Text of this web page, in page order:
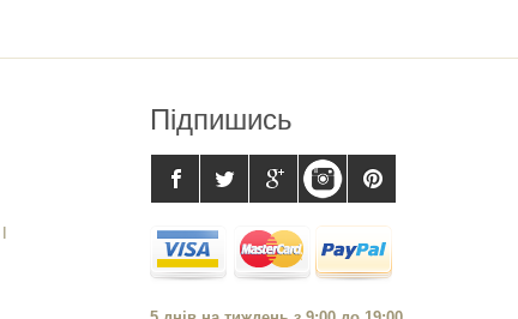
Підпишись